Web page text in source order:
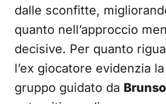
dalle sconfitte,
quanto nell’approccio
decisive. Per quanto
l’ex giocatore evidenzia
gruppo guidato da